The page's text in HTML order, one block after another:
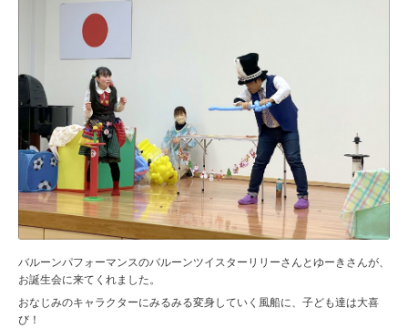
バルーンパフォーマンスのバルーンツイスターリリーさんとゆーきさんが、
お誕生会に来てくれました。
おなじみのキャラクターにみるみる変身していく風船に、子ども達は大喜
び！